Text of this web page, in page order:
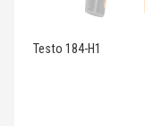
Testo 184-H1